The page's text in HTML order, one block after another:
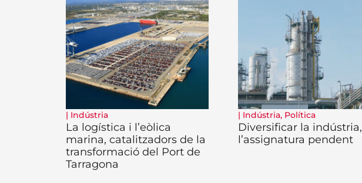
| Indústria
La logística i l’eòlica
marina, catalitzadors de la
transformació del Port de
Tarragona
| Indústria, Política
Diversificar la indústria,
l’assignatura pendent